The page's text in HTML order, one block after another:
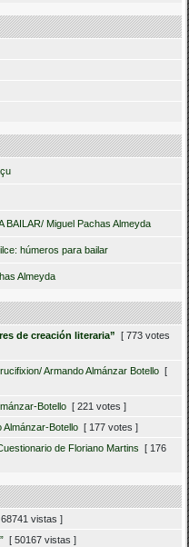
BAILAR/ Miguel Pachas Almeyda
húmeros para bailar
Almeyda
de creación literaria”
[ 773 votes
Armando Almánzar Botello [
Botello [ 221 votes ]
Almánzar-Botello [ 177 votes ]
de Floriano Martins
[ 176
vistas ]
[ 50167 vistas ]